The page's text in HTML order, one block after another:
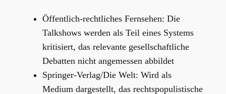
Öffentlich-rechtliches Fernsehen: Die
Talkshows werden als Teil eines Systems
kritisiert, das relevante gesellschaftliche
Debatten nicht angemessen abbildet
Springer-Verlag/Die Welt: Wird als
Medium dargestellt, das rechtspopulistische